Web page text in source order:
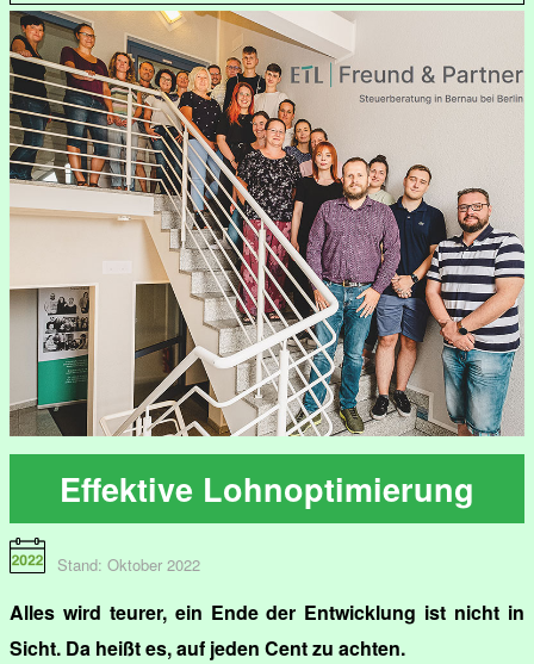
Effektive Lohnoptimierung
Stand: Oktober 2022
Alles wird teurer, ein Ende der Entwicklung ist nicht in
Sicht. Da heißt es, auf jeden Cent zu achten.